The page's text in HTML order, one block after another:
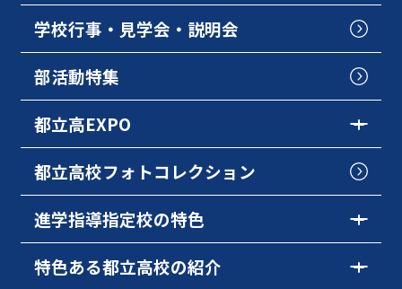
学校行事・見学会・説明会
部活動特集
都立高EXPO
都立高校フォトコレクション
進学指導指定校の特色
特色ある都立高校の紹介